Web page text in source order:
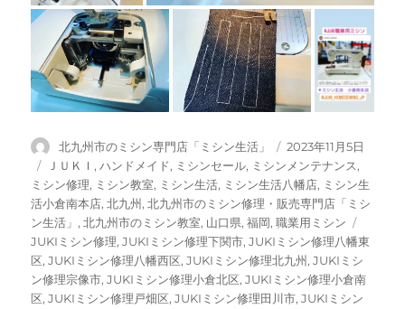
投
稿
者
北九州市のミシン専門店「ミシン生活」
投
稿
日:
2023年11月5日
カ
テ
ゴ
リ
ー
ＪＵＫＩ,ハンドメイド, ミシンセール, ミシンメンテナンス,
ミシン修理, ミシン教室, ミシン生活, ミシン生活八幡店, ミシン生
活小倉南本店,北九州,北九州市のミシン修理・販売専門店「ミシ
ン生活」,北九州市のミシン教室, 山口県,福岡,職業用ミシン
グ
JUKIミシン修理,JUKIミシン修理下関市,JUKIミシン修理八幡東
区,JUKIミシン修理八幡西区,JUKIミシン修理北九州,JUKIミシ
ン修理宗像市,JUKIミシン修理小倉北区,JUKIミシン修理小倉南
区,JUKIミシン修理戸畑区,JUKIミシン修理田川市,JUKIミシン